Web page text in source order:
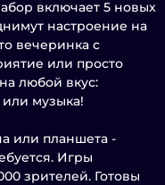
включает 5 новых
настроение на
вечеринка с
или просто
любой вкус:
или музыка!
или планшета -
Игры
зрителей. Готовы